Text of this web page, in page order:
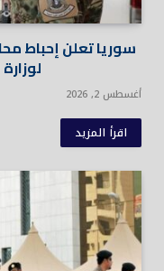
سوريا تعلن إحباط
أغسطس 2, 2026
اقرأ المزيد